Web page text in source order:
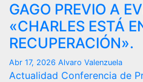
GAGO PREVIO A
«CHARLES ESTÁ
RECUPERACIÓN».
Abr 17, 2026 Alvaro Valenzuela
Actualidad Conferencia de